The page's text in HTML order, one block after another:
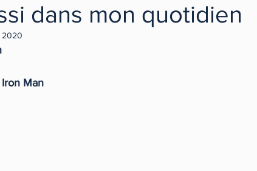
dans mon quotidien
2020
Man